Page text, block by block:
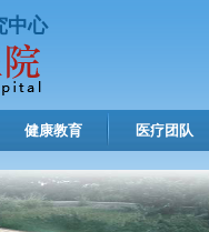
中心
健康教育 医疗团队